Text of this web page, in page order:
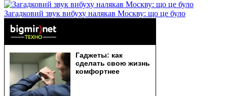
Загадковий звук вибуху налякав Москву: що це було